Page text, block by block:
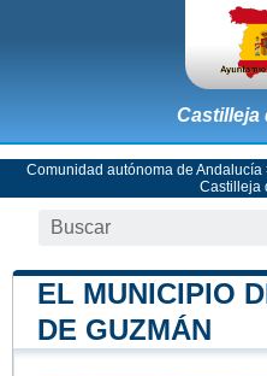
Castilleja
Comunidad autónoma de Andalucía
Castilleja
EL MUNICIPIO
DE GUZMÁN